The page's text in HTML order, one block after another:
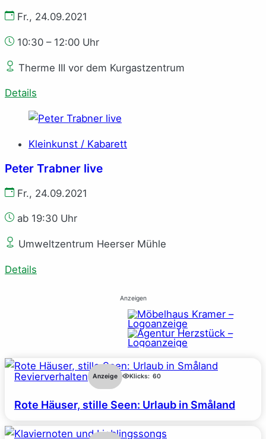
Fr., 24.09.2021
10:30 – 12:00 Uhr
Therme III vor dem Kurgastzentrum
Details
Kleinkunst / Kabarett
Peter Trabner live
Fr., 24.09.2021
ab 19:30 Uhr
Umweltzentrum Heerser Mühle
Details
Anzeigen
Revierverhalten Anzeige Klicks: 60
Rote Häuser, stille Seen: Urlaub in Småland